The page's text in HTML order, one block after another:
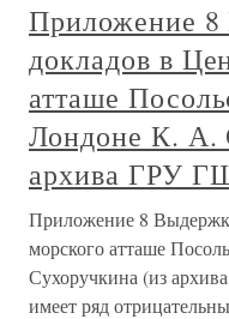
Приложение
докладов в
атташе
Лондоне К. А.
архива ГРУ
Приложение 8
морского атташе
Сухоручкина (из
имеет ряд